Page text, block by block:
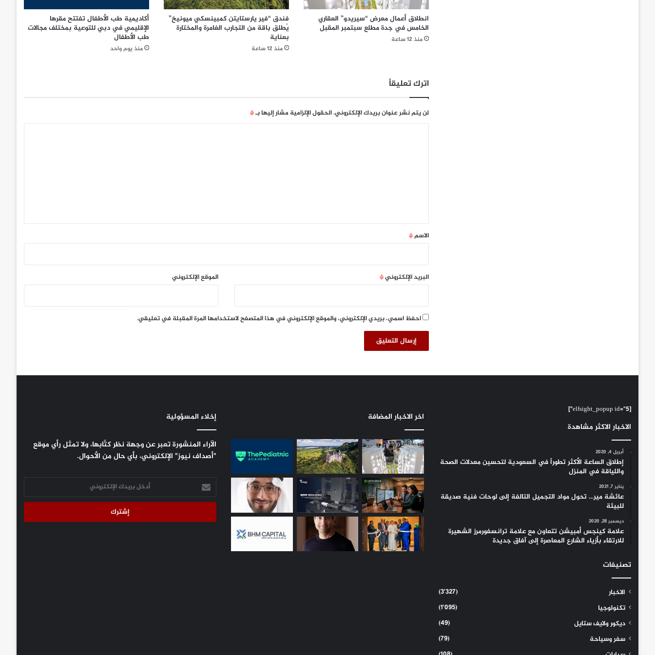
م
2
0
1
ل
ك
ر
ل
ت
و
G
R
O
E
G
R
انطلاق أعمال معرض “سيريدو” العقاري
الخامس في جدة مطلع سبتمبر المقبل
منذ 12 ساعة
فندق “فير يارستايتن كمبينسكي ميونيخ”
يُطلق باقة من التجارب الغامرة والمختارة
بعناية
منذ 12 ساعة
أكاديمية طب الأطفال تفتتح مقرها
الإقليمي في دبي للتوعية بمختلف مجالات
طب الأطفال
منذ يوم واحد
اترك تعليقاً
لن يتم نشر عنوان بريدك الإلكتروني.الحقول الإلزامية مشار إليها بـ*
*
الاسم*
البريد الإلكتروني* الموقع الإلكتروني
احفظ اسمي، بريدي الإلكتروني، والموقع الإلكتروني في هذا المتصفح لاستخدامها المرة المقبلة في تعليقي.
[elfsight_popup id="5"]
الاخبار الاكثر مشاهدة
أبريل 4, 2020
إطلاق الساعة الأكثر تطوراً في السعودية لتحسين معدلات الصحة
واللياقة في المنزل
يناير 7, 2021
عائشة مير… تحول مواد التجميل التالفة إلى لوحات فنية صديقة
للبيئة
ديسمبر 28, 2020
علامة كينجس أمبيشن تتعاون مع علامة ترانسفورمرز الشهيرة
للارتقاء بأزياء الشارع المعاصرة إلى آفاق جديدة
تصنيفات
الاخبار
(3٬327)
تكنولوجيا
(1٬095)
ديكور ولايف ستايل
(49)
سفر وسياحة
(79)
اخر الاخبار المضافة إخلاء المسؤولية
الآراء المنشورة تعبر عن وجهة نظر كتَّابها، ولا تمثل رأي موقع
"أصداف نيوز" الإلكتروني، بأي حال من الأحوال.
أدخل
بريدك
الإلكتروني